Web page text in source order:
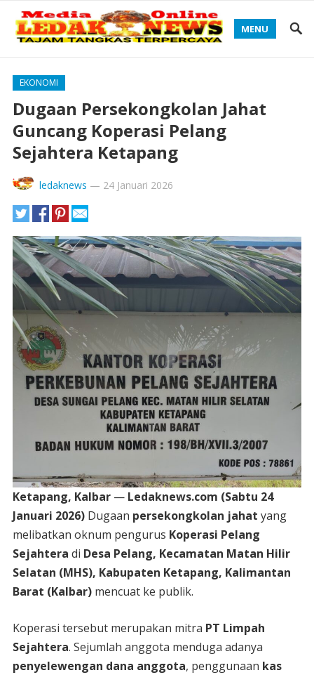
MENU
EKONOMI
Dugaan Persekongkolan Jahat
Guncang Koperasi Pelang
Sejahtera Ketapang
ledaknews — 24 Januari 2026
Ketapang, Kalbar — Ledaknews.com (Sabtu 24
Januari 2026)Dugaan persekongkolan jahat yang
melibatkan oknum pengurus Koperasi Pelang
Sejahtera di Desa Pelang, Kecamatan Matan Hilir
Selatan (MHS), Kabupaten Ketapang, Kalimantan
Barat (Kalbar)mencuat ke publik.
Koperasi tersebut merupakan mitra PT Limpah
Sejahtera. Sejumlah anggota menduga adanya
penyelewengan dana anggota, penggunaan kas